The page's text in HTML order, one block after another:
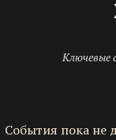
Ключевые
События пока не